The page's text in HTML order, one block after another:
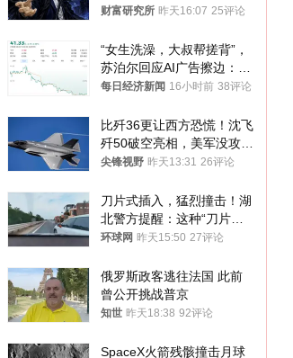
财富研究所 昨天16:07 25评论
“女生洗澡，大叔帮搓背”，
苏泊尔回应AI广告擦边：视
频全下架，已强化内容管理
每日经济新闻 16小时前 38评论
比歼36更让西方恐慌！沈飞
歼50破空亮相，美军没攻克
的技术被拿下
尖锋视野 昨天13:31 26评论
刀片式插入，猛烈撞击！湖
北警方提醒：这种“刀片超
车”，太危险了
环球网 昨天15:50 27评论
俄罗斯政客逃往法国 此前
曾公开挑战普京
知世 昨天18:38 92评论
SpaceX火箭残骸撞击月球